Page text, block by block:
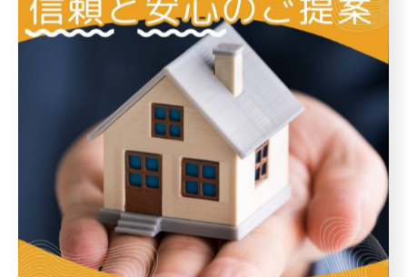
く、期間中は自宅のお風呂が使用できません。
そのため「近隣の入浴施設を利用する」「親戚・知人宅
を頼る」など、代替手段をあらかじめ考えておきましょ
まとめ